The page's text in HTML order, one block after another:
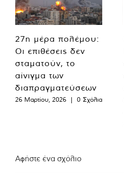
27η μέρα πολέμου:
Οι επιθέσεις δεν
σταματούν, το
αίνιγμα των
διαπραγματεύσεων
26 Μαρτίου, 2026 | 0 Σχόλια
Αφήστε ένα σχόλιο